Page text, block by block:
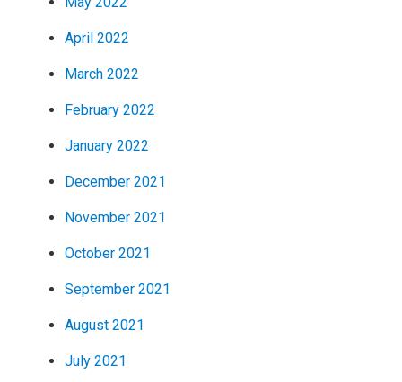
April 2022
March 2022
February 2022
January 2022
December 2021
November 2021
October 2021
September 2021
August 2021
July 2021